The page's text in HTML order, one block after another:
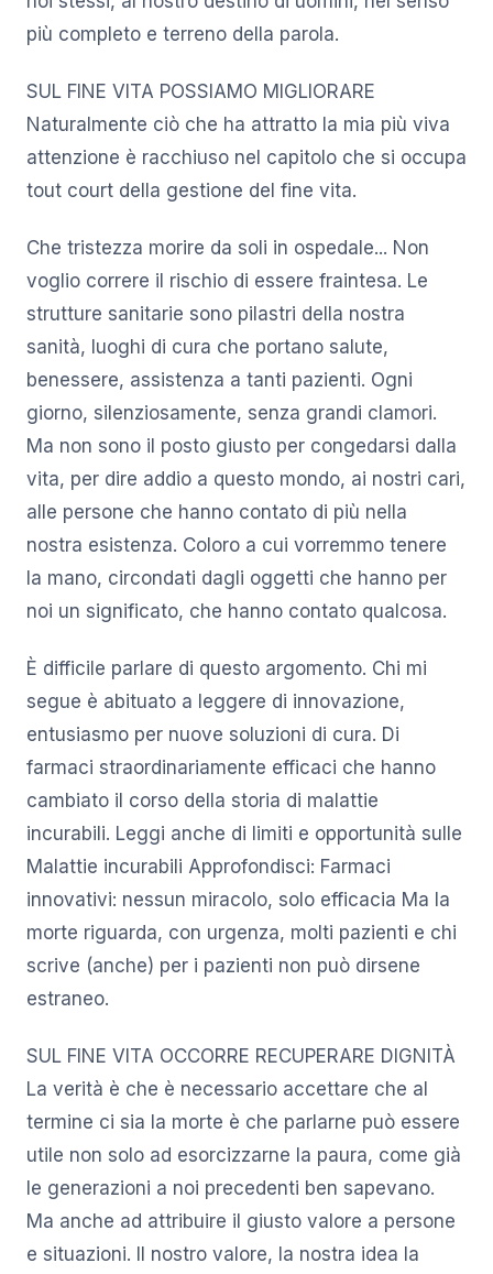
più completo e terreno della parola.
SUL FINE VITA POSSIAMO MIGLIORARE
Naturalmente ciò che ha attratto la mia più viva
attenzione è racchiuso nel capitolo che si occupa
tout court della gestione del fine vita.
Che tristezza morire da soli in ospedale... Non
voglio correre il rischio di essere fraintesa. Le
strutture sanitarie sono pilastri della nostra
sanità, luoghi di cura che portano salute,
benessere, assistenza a tanti pazienti. Ogni
giorno, silenziosamente, senza grandi clamori.
Ma non sono il posto giusto per congedarsi dalla
vita, per dire addio a questo mondo, ai nostri cari,
alle persone che hanno contato di più nella
nostra esistenza. Coloro a cui vorremmo tenere
la mano, circondati dagli oggetti che hanno per
noi un significato, che hanno contato qualcosa.
È difficile parlare di questo argomento. Chi mi
segue è abituato a leggere di innovazione,
entusiasmo per nuove soluzioni di cura. Di
farmaci straordinariamente efficaci che hanno
cambiato il corso della storia di malattie
incurabili. Leggi anche di limiti e opportunità sulle
Malattie incurabili Approfondisci: Farmaci
innovativi: nessun miracolo, solo efficacia Ma la
morte riguarda, con urgenza, molti pazienti e chi
scrive (anche) per i pazienti non può dirsene
estraneo.
SUL FINE VITA OCCORRE RECUPERARE DIGNITÀ
La verità è che è necessario accettare che al
termine ci sia la morte è che parlarne può essere
utile non solo ad esorcizzarne la paura, come già
le generazioni a noi precedenti ben sapevano.
Ma anche ad attribuire il giusto valore a persone
e situazioni. Il nostro valore, la nostra idea la